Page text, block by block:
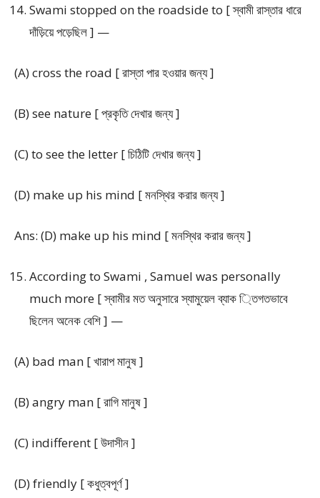
Swami stopped on the roadside to [ স্বামী রাস্তার ধারে
দাঁড়িয়ে পড়েছিল ] —
(A) cross the road [ রাস্তা পার হওয়ার জন্য ]
(B) see nature [ প্রকৃতি দেখার জন্য ]
(C) to see the letter [ চিঠিটি দেখার জন্য ]
(D) make up his mind [ মনস্থির করার জন্য ]
Ans: (D) make up his mind [ মনস্থির করার জন্য ]
According to Swami , Samuel was personally
much more [ স্বামীর মত অনুসারে স্যামুয়েল ব্যাক ্তিগতভাবে
ছিলেন অনেক বেশি ] —
(A) bad man [ খারাপ মানুষ ]
(B) angry man [ রাগি মানুষ ]
(C) indifferent [ উদাসীন ]
(D) friendly [ কধুত্বপূর্ণ ]